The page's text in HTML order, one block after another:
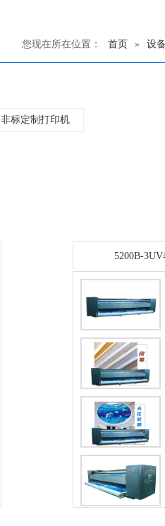
您现在所在位置： 首页 » 设
非标定制打印机
5200B-